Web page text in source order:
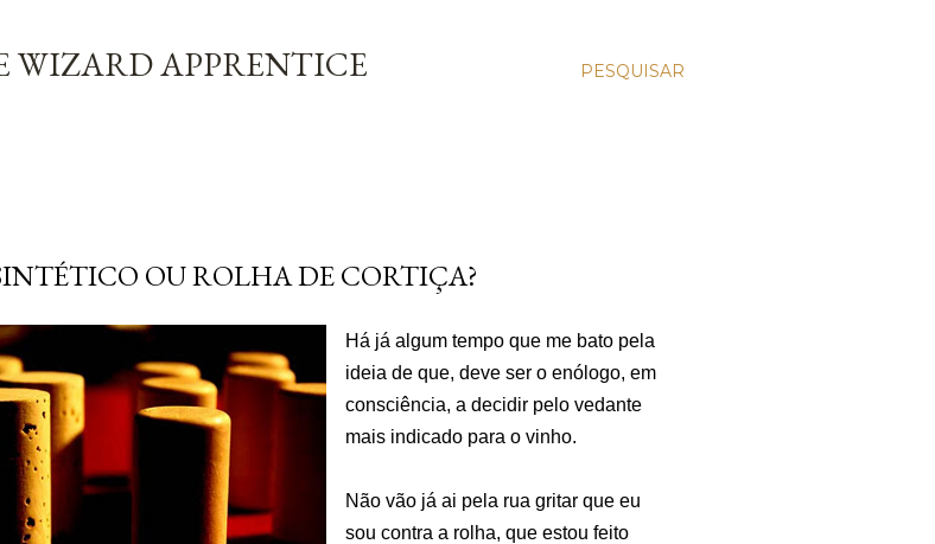
PESQUISAR
WIZARD APPRENTICE
OU ROLHA DE CORTIÇA?
Há já algum tempo que me bato pela
ideia de que, deve ser o enólogo, em
consciência, a decidir pelo vedante
mais indicado para o vinho.
Não vão já ai pela rua gritar que eu
sou contra a rolha, que estou feito